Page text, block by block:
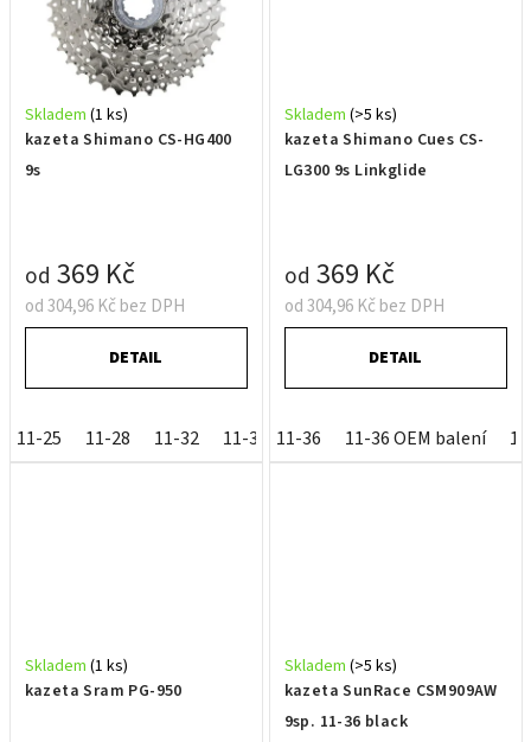
kazeta Shimano CS-HG400
9s
Skladem (1 ks)
od 304,96 Kč bez DPH
od 369 Kč
DETAIL
11-25 11-28 11-32 11-34 11-36
kazeta Shimano Cues CS-
LG300 9s Linkglide
Skladem (>5 ks)
od 304,96 Kč bez DPH
od 369 Kč
DETAIL
11-36 11-36 OEM balení
kazeta Sram PG-950
Skladem (1 ks)
kazeta SunRace CSM909AW
9sp. 11-36 black
Skladem (>5 ks)